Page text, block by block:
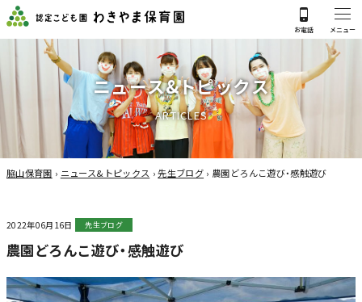
ニュース&トピックス
ARTICLES
脇山保育園 › ニュース&トピックス ›先生ブログ › 農園どろんこ遊び・感触遊び
2022年06月16日 先生ブログ
農園どろんこ遊び・感触遊び